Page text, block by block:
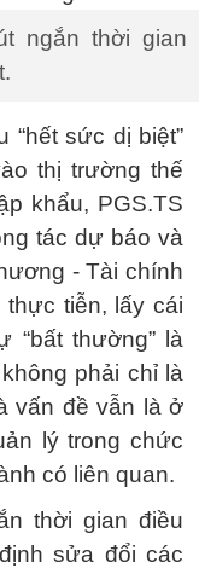
ngắn thời gian
sức dị biệt”
thị trường thế
khẩu, PGS.TS
tác dự báo và
- Tài chính
tiễn, lấy cái
“bất thường” là
phải chỉ là
vấn đề vẫn là ở
lý trong chức
có liên quan.
thời gian điều
sửa đổi các